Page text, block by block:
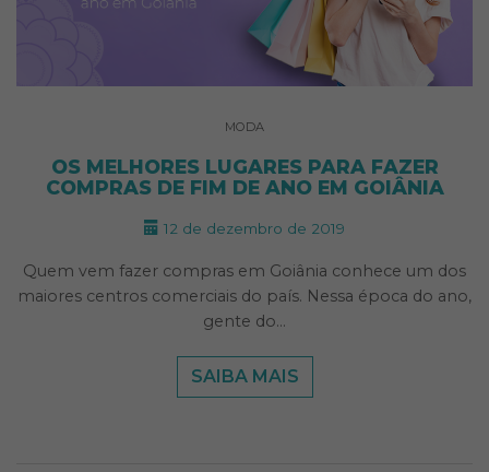
MODA
OS MELHORES LUGARES PARA FAZER
COMPRAS DE FIM DE ANO EM GOIÂNIA
12 de dezembro de 2019
Quem vem fazer compras em Goiânia conhece um dos
maiores centros comerciais do país. Nessa época do ano,
gente do…
SAIBA MAIS